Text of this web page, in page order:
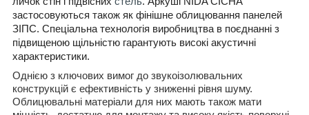
застосовуються також як фінішне облицювання панелей
ЗІПС. Спеціальна технологія виробництва в поєднанні з
підвищеною щільністю гарантують високі акустичні
характеристики.
Однією з ключових вимог до звукоізолювальних
конструкцій є ефективність у зниженні рівня шуму.
Облицювальні матеріали для них мають також мати